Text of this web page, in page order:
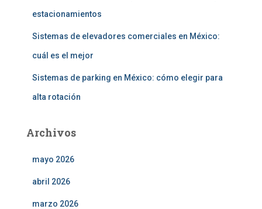
estacionamientos
Sistemas de elevadores comerciales en México:
cuál es el mejor
Sistemas de parking en México: cómo elegir para
alta rotación
Archivos
mayo 2026
abril 2026
marzo 2026